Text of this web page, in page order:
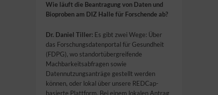
Wie läuft die Beantragung von Daten und
Bioproben am DIZ Halle für Forschende ab?
Dr. Daniel Tiller: Es gibt zwei Wege: Über
das Forschungsdatenportal für Gesundheit
(FDPG), wo standortübergreifende
Machbarkeitsabfragen sowie
Datennutzungsanträge gestellt werden
können, oder lokal über unsere REDCap-
basierte Plattform. Bei einem lokalen Antrag